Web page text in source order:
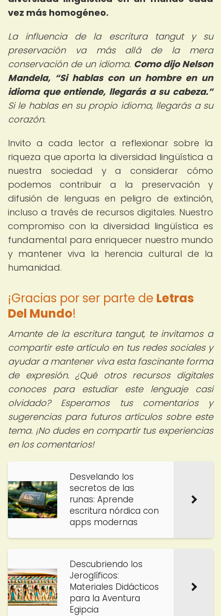
vez más homogéneo.
La influencia de la escritura tangut y su
preservación va más allá de la mera
conservación de un idioma. Como dijo Nelson
Mandela,
Si hablas con un hombre en un
idioma que entiende, llegarás a su cabeza.
Si le hablas en su propio idioma, llegarás a su
corazón.
Invito a cada lector a reflexionar sobre la
riqueza que aporta la diversidad lingüística a
nuestra sociedad y a considerar cómo
podemos contribuir a la preservación y
difusión de lenguas en peligro de extinción,
incluso a través de recursos digitales. Nuestro
compromiso con la diversidad lingüística es
fundamental para enriquecer nuestro mundo
y mantener viva la herencia cultural de la
humanidad.
¡Gracias por ser parte de Letras
Del Mundo!
Amante de la escritura tangut, te invitamos a
compartir este artículo en tus redes sociales y
ayudar a mantener viva esta fascinante forma
de expresión. ¿Qué otros recursos digitales
conoces para estudiar este lenguaje casi
olvidado? Esperamos tus comentarios y
sugerencias para futuros artículos sobre este
tema. ¡No dudes en compartir tus experiencias
en los comentarios!
Desvelando los
secretos de las
runas: Aprende
escritura nórdica con
apps modernas
Descubriendo los
Jeroglíficos:
Materiales Didácticos
para la Aventura
Egipcia